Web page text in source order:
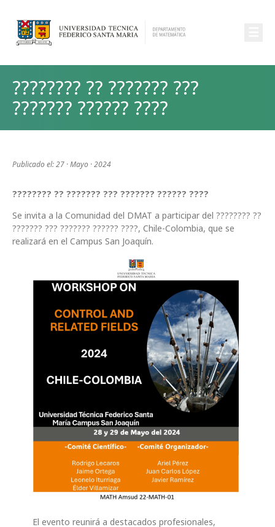
???????? ?? ??????? ???
??????? ?????? ????
Publicado el: 27 · Mayo · 2024
???????? ?? ??????? ??? ??????? ?????? ????
Se invita a la Comunidad del DMAT a participar del ???????? ??
??????? ??? ??????? ?????? ????, Chile-Colombia, que se
realizará en el Campus San Joaquín.
El evento reunirá a destacados profesionales,